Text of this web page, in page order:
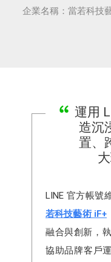
企業名稱：當若科技
運用
造沉
置、
LINE 官方帳號
若科技藝術 iF+
融合與創新，
協助品牌客戶